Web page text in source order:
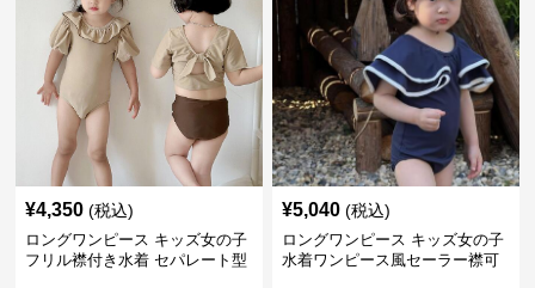
¥4,350 (税込)
ロングワンピース キッズ女の子
フリル襟付き水着 セパレート型
¥5,040 (税込)
ロングワンピース キッズ女の子
水着ワンピース風セーラー襟可